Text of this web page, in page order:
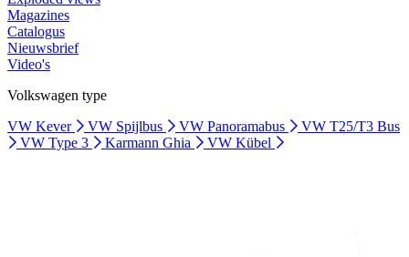
Magazines
Catalogus
Nieuwsbrief
Video's
Volkswagen type
VW Kever
VW Spijlbus VW Panoramabus
VW T25/T3 Bus
VW Type 3
Karmann Ghia VW Kübel